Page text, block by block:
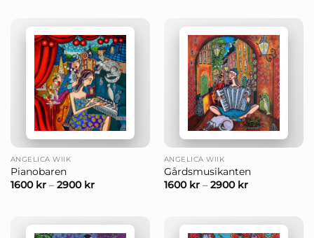
ANGELICA WIIK
Pianobaren
1600 kr– 2900 kr
ANGELICA WIIK
Gårdsmusikanten
1600 kr– 2900 kr